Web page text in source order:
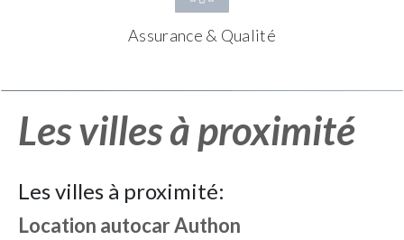
Assurance & Qualité
Les villes à proximité
Les villes à proximité:
Location autocarAuthon